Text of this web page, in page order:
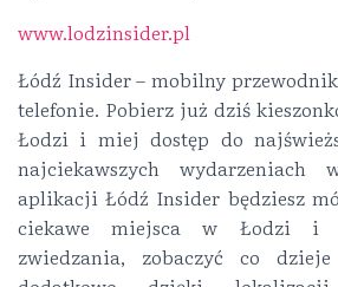
www.lodzinsider.pl
Łódź Insider – mobilny
telefonie. Pobierz już dziś
Łodzi i miej dostęp do
najciekawszych wydarzeniach
aplikacji Łódź Insider będziesz
ciekawe miejsca w Łodzi i
zwiedzania, zobaczyć co